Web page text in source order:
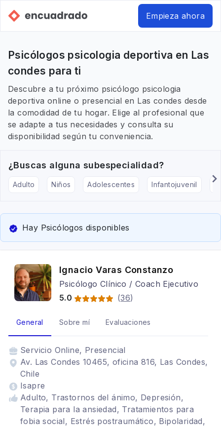
Empieza ahora
Psicólogos psicologia deportiva en Las
condes para ti
Descubre a tu próximo psicólogo psicologia
deportiva online o presencial en Las condes desde
la comodidad de tu hogar. Elige al profesional que
se adapte a tus necesidades y consulta su
disponibilidad según tu conveniencia.
¿Buscas alguna subespecialidad?
Adulto Niños Adolescentes Infantojuvenil
Hay Psicólogos disponibles
Ignacio Varas Constanzo
Psicólogo Clínico / Coach Ejecutivo
5.0
(36)
General Sobre mí Evaluaciones
Servicio Online, Presencial
Av. Las Condes 10465, oficina 816, Las Condes,
Chile
Isapre
Adulto, Trastornos del ánimo, Depresión,
Terapia para la ansiedad, Tratamientos para
fobia social, Estrés postraumático, Bipolaridad,